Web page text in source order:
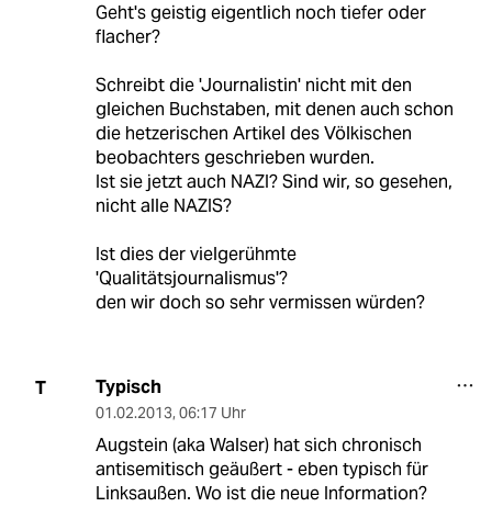
Geht's geistig eigentlich noch tiefer oder
flacher?
Schreibt die 'Journalistin' nicht mit den
gleichen Buchstaben, mit denen auch schon
die hetzerischen Artikel des Völkischen
beobachters geschrieben wurden.
Ist sie jetzt auch NAZI? Sind wir, so gesehen,
nicht alle NAZIS?
Ist dies der vielgerühmte
'Qualitätsjournalismus'?
den wir doch so sehr vermissen würden?
T Typisch
01.02.2013, 06:17 Uhr
Augstein (aka Walser) hat sich chronisch
antisemitisch geäußert - eben typisch für
Linksaußen. Wo ist die neue Information?